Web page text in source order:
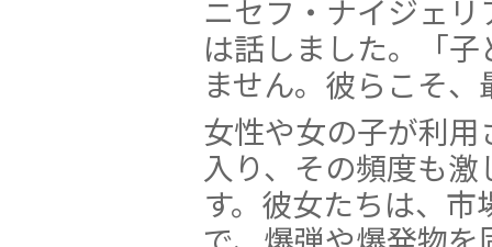
ニセフ・ナイジェ
は話しました。「
ません。彼らこそ
女性や女の子が利
入り、その頻度も
す。彼女たちは、